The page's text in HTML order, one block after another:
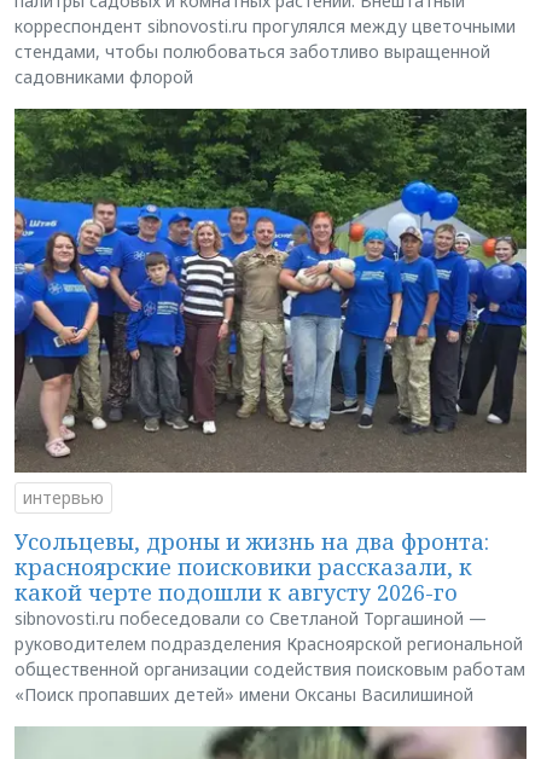
корреспондент sibnovosti.ru прогулялся между цветочными
стендами, чтобы полюбоваться заботливо выращенной
садовниками флорой
интервью
Усольцевы, дроны и жизнь на два фронта:
красноярские поисковики рассказали, к
какой черте подошли к августу 2026-го
sibnovosti.ru побеседовали со Светланой Торгашиной —
руководителем подразделения Красноярской региональной
общественной организации содействия поисковым работам
«Поиск пропавших детей» имени Оксаны Василишиной